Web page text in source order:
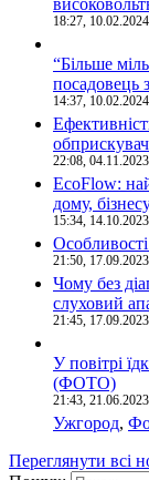
18:27, 10.02.2024
“Більше
посадовець
14:37, 10.02.2024
22:08, 04.11.2023
EcoFlow:
дому,
15:34, 14.10.2023
Особливості
21:50, 17.09.2023
Чому без
слуховий
21:45, 17.09.2023
У повітрі
(ФОТО)
21:43, 21.06.2023
Ужгород,
Переглянути всі